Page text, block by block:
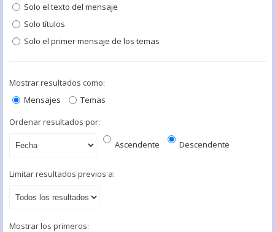
Solo el texto del mensaje
Solo títulos
Solo el primer mensaje de los temas
Mostrar resultados como:
Mensajes
Temas
Ordenar resultados por:
Ascendente Descendente
Limitar resultados previos a:
Mostrar los primeros: